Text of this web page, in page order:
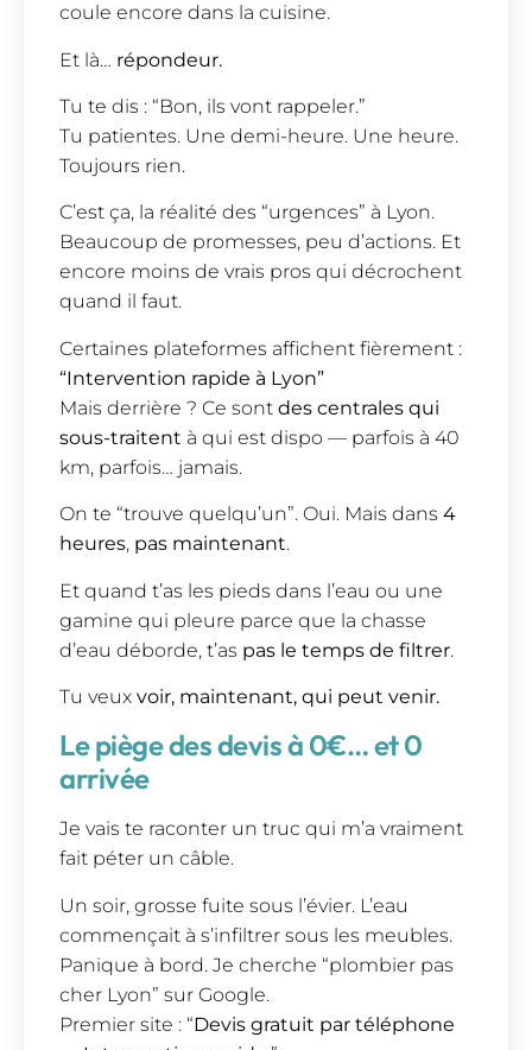
coule encore dans la cuisine.
Et là… répondeur.
Tu te dis : “Bon, ils vont rappeler.”
Tu patientes. Une demi-heure. Une heure.
Toujours rien.
C’est ça, la réalité des “urgences” à Lyon.
Beaucoup de promesses, peu d’actions. Et
encore moins de vrais pros qui décrochent
quand il faut.
Certaines plateformes affichent fièrement :
“Intervention rapide à Lyon”
Mais derrière ? Ce sont des centrales qui
sous-traitent à qui est dispo — parfois à 40
km, parfois… jamais.
On te “trouve quelqu’un”. Oui. Mais dans 4
heures, pas maintenant.
Et quand t’as les pieds dans l’eau ou une
gamine qui pleure parce que la chasse
d’eau déborde, t’as pas le temps de filtrer.
Tu veux voir, maintenant, qui peut venir.
Le piège des devis à 0€… et 0
arrivée
Je vais te raconter un truc qui m’a vraiment
fait péter un câble.
Un soir, grosse fuite sous l’évier. L’eau
commençait à s’infiltrer sous les meubles.
Panique à bord. Je cherche “plombier pas
cher Lyon” sur Google.
Premier site : “Devis gratuit par téléphone